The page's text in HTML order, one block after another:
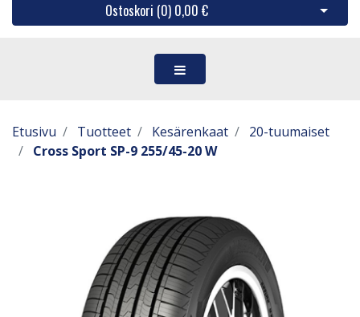
Ostoskori (0) 0,00 € Avaa
Etusivu Tuotteet Kesärenkaat
20-tuumaiset
Cross Sport SP-9 255/45-20 W